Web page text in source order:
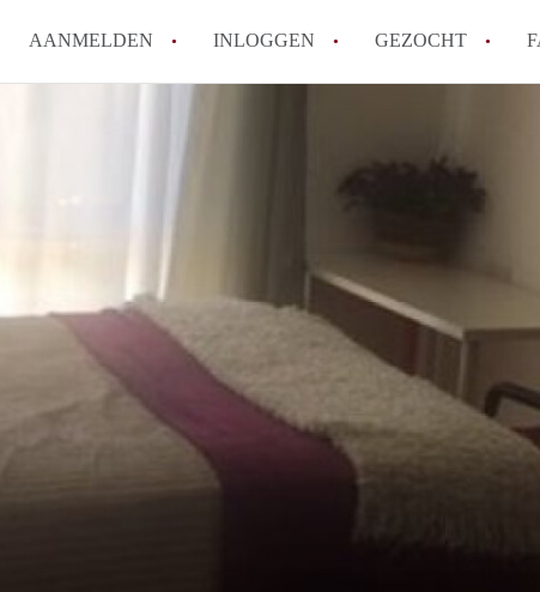
AANMELDEN INLOGGEN GEZOCHT
Wat is KamerDenHaag?
Hoeveel kost het om te
Berekent KamerDenHaag
Alle veelgestelde vragen